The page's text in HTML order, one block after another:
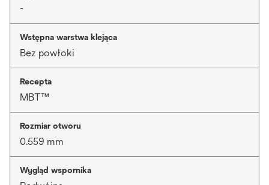
-
Wstępna warstwa klejąca
Bez powłoki
Recepta
MBT™
Rozmiar otworu
0.559 mm
Wygląd wspornika